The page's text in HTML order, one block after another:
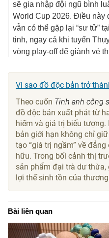
sẽ gia nhập đội ngũ bình
World Cup 2026. Điều này
vẫn có thể gặp lại “sư tử”
tinh, ngay cả khi tuyển
vòng play-off để giành vé
Vì sao đồ độc bản trở
Theo cuốn Tinh anh công
đồ độc bản xuất phát từ
hiếm và giá trị biểu
bản giới hạn không chỉ
tạo “giá trị ngầm” về
hữu. Trong bối cảnh thị
sản phẩm đại trà dư
lợi thế sinh tồn của
Bài liên quan